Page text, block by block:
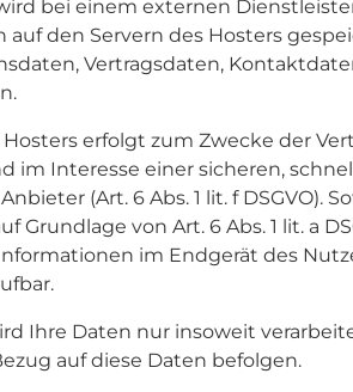
bei einem externen
auf den Servern des Hosters
Vertragsdaten,
Hosters erfolgt zum Zwecke der
im Interesse einer sicheren,
(Art. 6 Abs. 1 lit. f
Grundlage von Art. 6 Abs. 1 lit. a
im Endgerät des
Ihre Daten nur insoweit
auf diese Daten befolgen.